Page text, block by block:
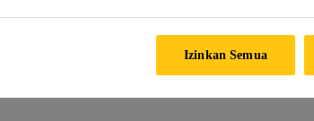
Izinkan Semua